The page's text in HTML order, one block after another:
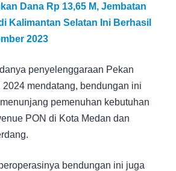
Dana Rp 13,65 M, Jembatan
Kalimantan Selatan Ini Berhasil
2023
penyelenggaraan Pekan
mendatang, bendungan ini
pemenuhan kebutuhan
PON di Kota Medan dan
bendungan ini juga